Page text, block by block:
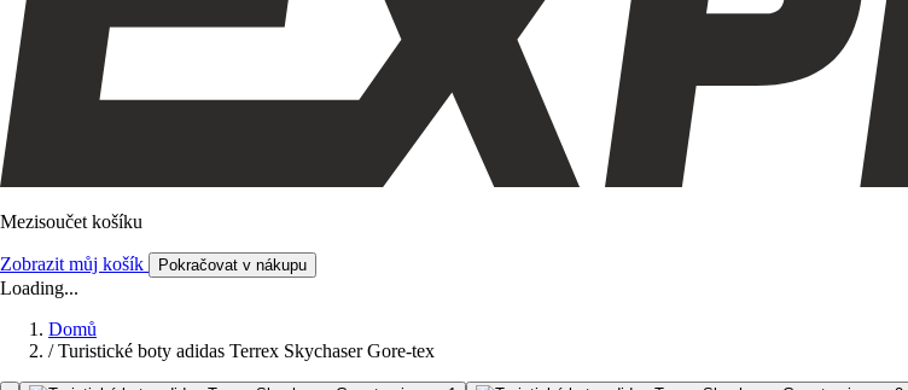
Mezisoučet košíku
Zobrazit můj košík Pokračovat v nákupu
Loading...
Domů
/ Turistické boty adidas Terrex Skychaser Gore-tex